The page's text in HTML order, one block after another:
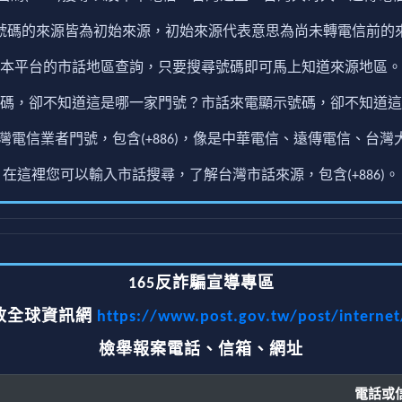
碼的來源皆為初始來源，初始來源代表意思為尚未轉電信前的
本平台的市話地區查詢，只要搜尋號碼即可馬上知道來源地區。
，卻不知道這是哪一家門號？市話來電顯示號碼，卻不知道
電信業者門號，包含(+886)，像是中華電信、遠傳電信、台
在這裡您可以輸入市話搜尋，了解台灣市話來源，包含(+886)。
165反詐騙宣導專區
全球資訊網 https://www.post.gov.tw/post/
檢舉報案電話、信箱、網址
電話或